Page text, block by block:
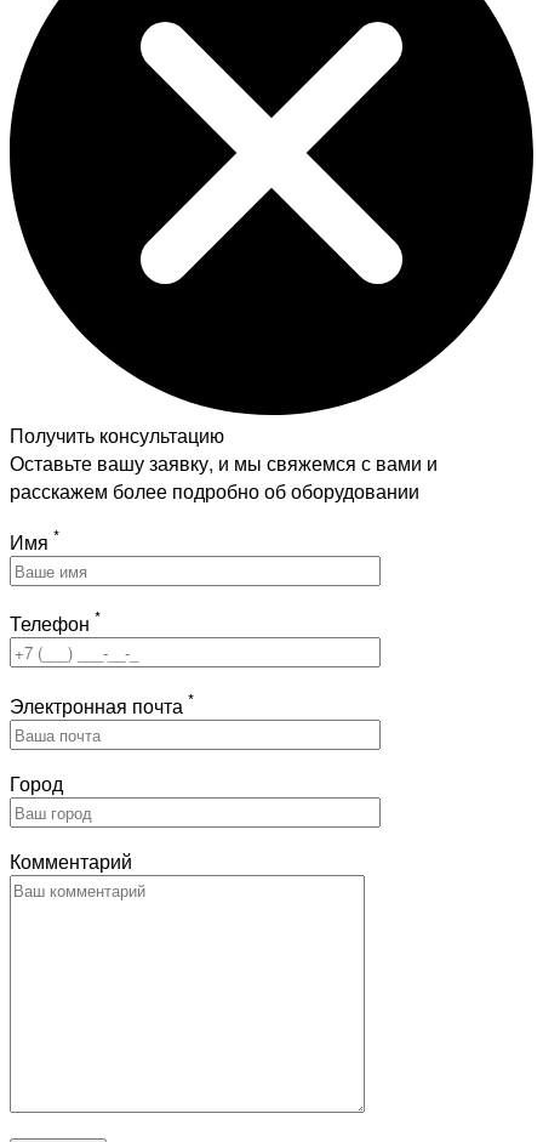
Получить консультацию
Оставьте вашу заявку, и мы свяжемся с вами и
расскажем более подробно об оборудовании
Имя *
Телефон *
Электронная почта *
Город
Комментарий